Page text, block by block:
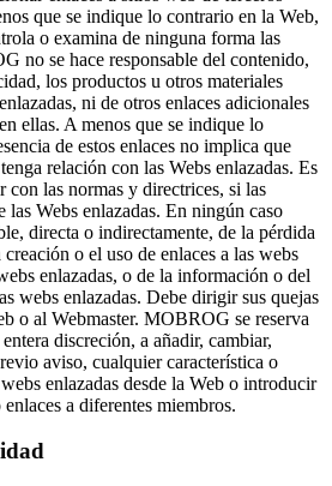
que se indique lo contrario en la Web,
o examina de ninguna forma las
no se hace responsable del contenido,
los productos u otros materiales
ni de otros enlaces adicionales
ellas. A menos que se indique lo
de estos enlaces no implica que
relación con las Webs enlazadas. Es
con las normas y directrices, si las
las Webs enlazadas. En ningún caso
directa o indirectamente, de la pérdida
o el uso de enlaces a las webs
enlazadas, o de la información o del
webs enlazadas. Debe dirigir sus quejas
o al Webmaster. MOBROG se reserva
discreción, a añadir, cambiar,
aviso, cualquier característica o
enlazadas desde la Web o introducir
a diferentes miembros.